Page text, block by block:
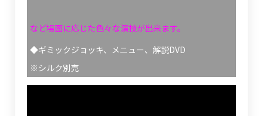
など場面に応じた色々な演技が出来ます。
◆ギミックジョッキ、メニュー、解説DVD
※シルク別売